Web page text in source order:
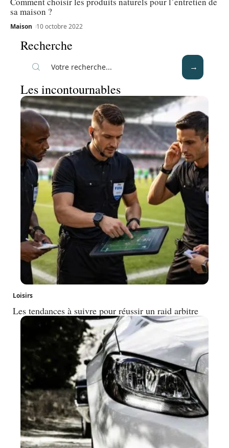
sa maison ?
Maison 10 octobre 2022
Recherche
Les incontournables
Loisirs
Les tendances à suivre pour réussir un raid arbitre